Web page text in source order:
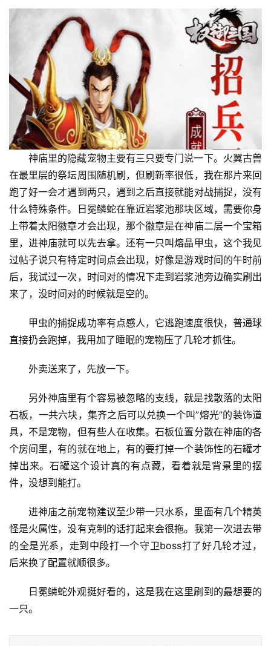
神庙里的隐藏宠物主要有三只要专门说一下。火翼古兽
在最里层的祭坛周围随机刷，但刷新率很低，我在那片来回
跑了好一会才遇到两只，遇到之后直接就能对战捕捉，没有
什么特殊条件。日冕鳞蛇在靠近岩浆池那块区域，需要你身
上带着太阳徽章才会出现，那个徽章是在神庙二层一个宝箱
里，进神庙就可以先去拿。还有一只叫熔晶甲虫，这个我见
过帖子说只有特定时间点会出现，好像是游戏时间的午时前
后，我试过一次，时间对的情况下走到岩浆池旁边确实刷出
来了，没时间对的时候就是空的。
甲虫的捕捉成功率有点感人，它逃跑速度很快，普通球
直接扔会跑掉，我用加了睡眠的宠物压了几轮才抓住。
外卖送来了，先放一下。
另外神庙里有个容易被忽略的支线，就是找散落的太阳
石板，一共六块，集齐之后可以兑换一个叫”熔光”的装饰道
具，不是宠物，但有些人在收集。石板位置分散在神庙的各
个房间里，有的就在地上，有的要打掉一个装饰性的石罐才
掉出来。石罐这个设计真的有点藏，看着就是背景里的摆
件，没想到能打。
进神庙之前宠物建议至少带一只水系，里面有几个精英
怪是火属性，没有克制的话打起来会很拖。我第一次进去带
的全是光系，走到中段打一个守卫boss打了好几轮才过，
后来换了配置就顺很多。
日冕鳞蛇外观挺好看的，这是我在这里刷到的最想要的
一只。